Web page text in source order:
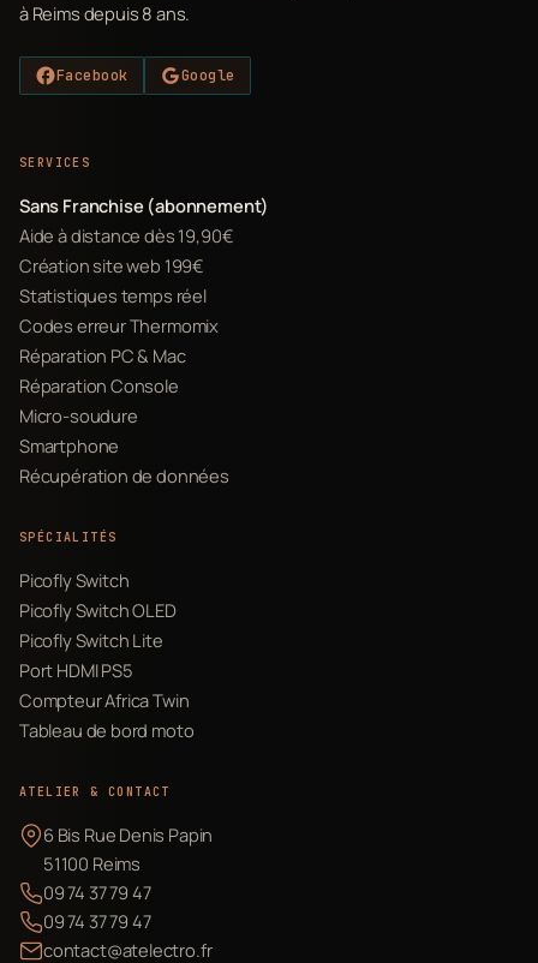
à Reims depuis 8 ans.
Facebook Google
SERVICES
Sans Franchise (abonnement)
Aide à distance dès 19,90€
Création site web 199€
Statistiques temps réel
Codes erreur Thermomix
Réparation PC & Mac
Réparation Console
Micro-soudure
Smartphone
Récupération de données
SPÉCIALITÉS
Picofly Switch
Picofly Switch OLED
Picofly Switch Lite
Port HDMI PS5
Compteur Africa Twin
Tableau de bord moto
ATELIER & CONTACT
6 Bis Rue Denis Papin
51100 Reims
09 74 37 79 47
09 74 37 79 47
contact@atelectro.fr